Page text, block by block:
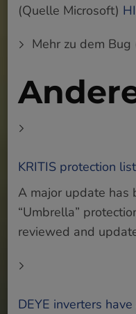
(Quelle Microsoft)
Mehr zu dem
KRITIS protection
A major update has
“Umbrella”
reviewed and
DEYE inverters